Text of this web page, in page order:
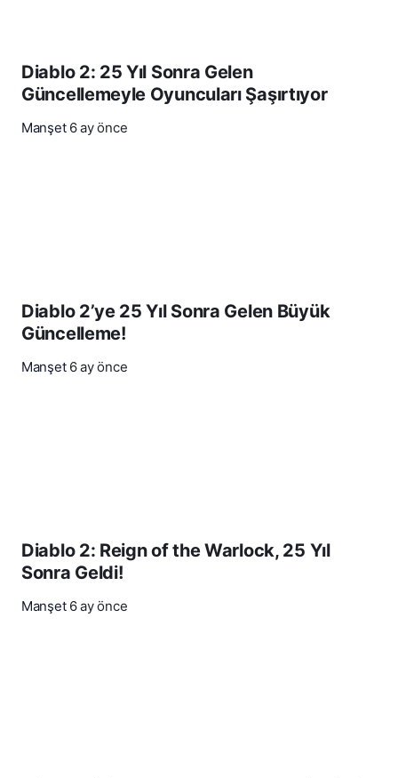
Diablo 2: 25 Yıl Sonra Gelen
Güncellemeyle Oyuncuları Şaşırtıyor
Manşet 6 ay önce
Diablo 2’ye 25 Yıl Sonra Gelen Büyük
Güncelleme!
Manşet 6 ay önce
Diablo 2: Reign of the Warlock, 25 Yıl
Sonra Geldi!
Manşet 6 ay önce